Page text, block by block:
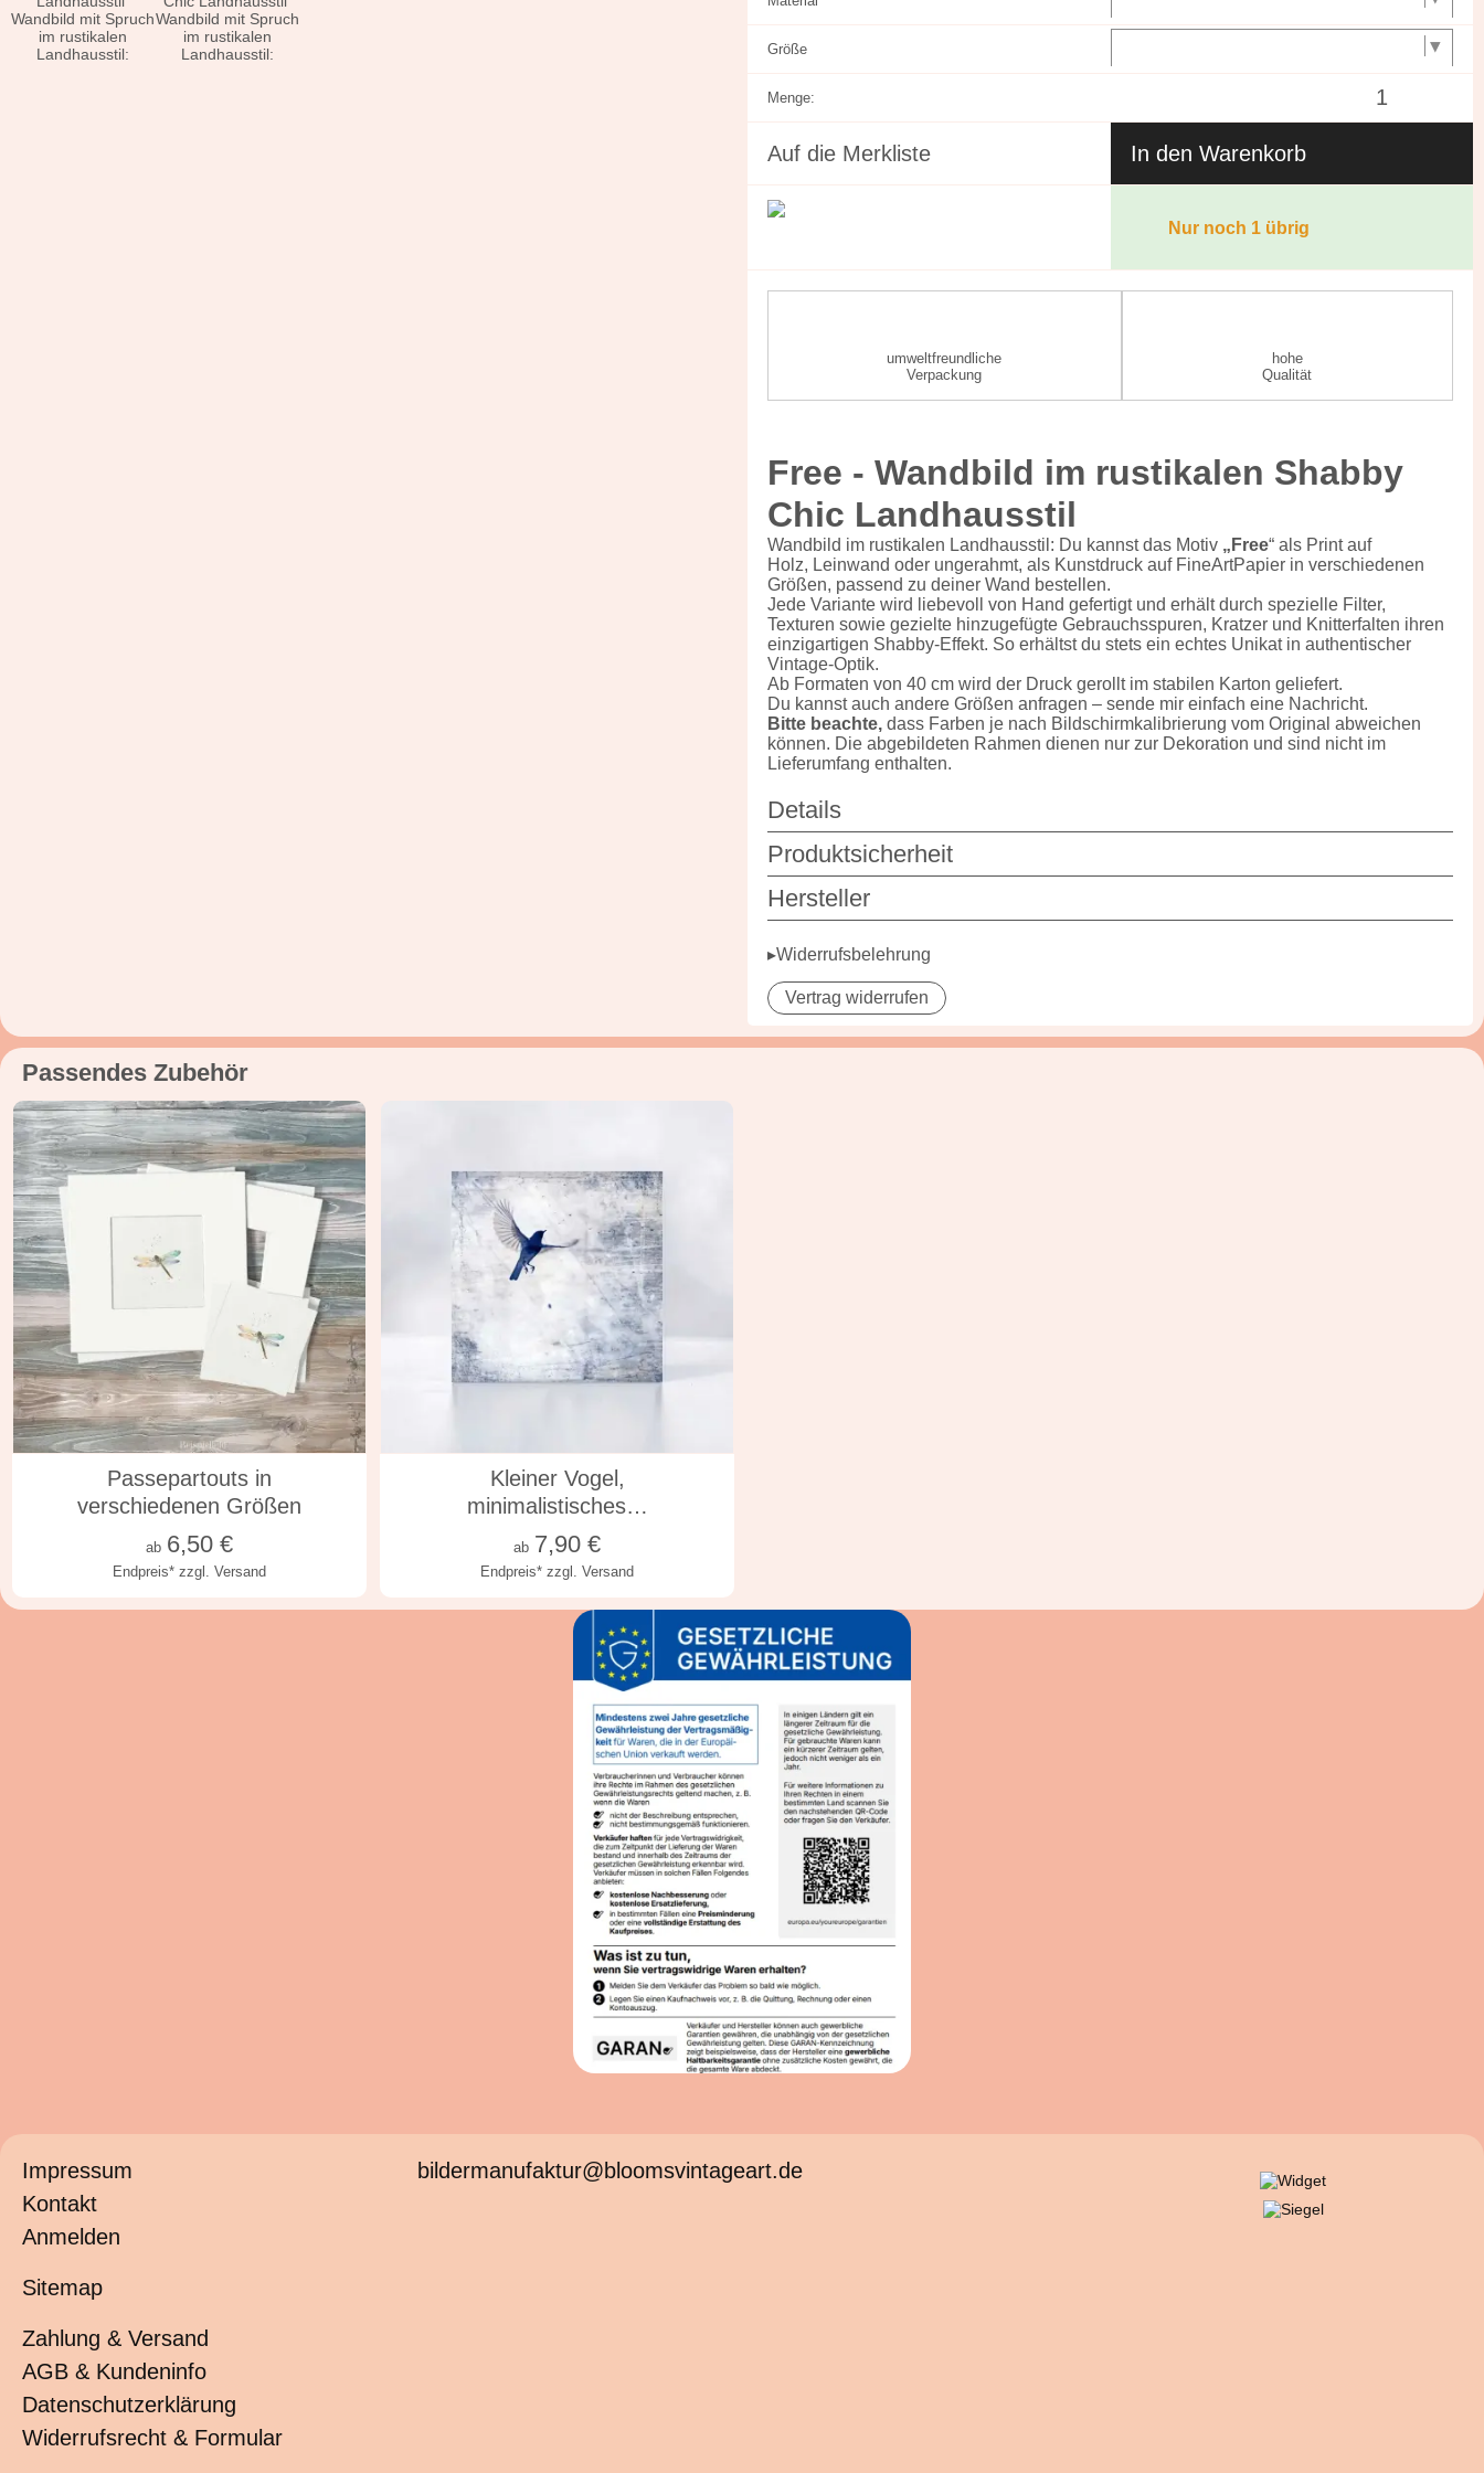
Größe
Menge:
Auf die Merkliste In den Warenkorb
Nur noch 1 übrig
umweltfreundliche
Verpackung
hohe
Qualität
Free - Wandbild im rustikalen Shabby
Chic Landhausstil
Wandbild im rustikalen Landhausstil: Du kannst das Motiv „Free“ als Print auf
Holz, Leinwand oder ungerahmt, als Kunstdruck auf FineArtPapier in verschiedenen
Größen, passend zu deiner Wand bestellen.
Jede Variante wird liebevoll von Hand gefertigt und erhält durch spezielle Filter,
Texturen sowie gezielte hinzugefügte Gebrauchsspuren, Kratzer und Knitterfalten ihren
einzigartigen Shabby-Effekt. So erhältst du stets ein echtes Unikat in authentischer
Vintage-Optik.
Ab Formaten von 40 cm wird der Druck gerollt im stabilen Karton geliefert.
Du kannst auch andere Größen anfragen – sende mir einfach eine Nachricht.
Bitte beachte, dass Farben je nach Bildschirmkalibrierung vom Original abweichen
können. Die abgebildeten Rahmen dienen nur zur Dekoration und sind nicht im
Lieferumfang enthalten.
Details
Produktsicherheit
Hersteller
▸Widerrufsbelehrung
Vertrag widerrufen
Passendes Zubehör
in vielen Varianten
Passepartouts in
verschiedenen Größen
Endpreis* zzgl. Versand
ab 6,50 €
in vielen Varianten
Kleiner Vogel,
minimalistisches…
Endpreis* zzgl. Versand
ab 7,90 €
Impressum
Kontakt
Anmelden
Sitemap
Zahlung & Versand
AGB & Kundeninfo
Datenschutzerklärung
Widerrufsrecht & Formular
bildermanufaktur@bloomsvintageart.de